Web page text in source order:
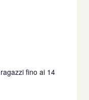
fino ai 14